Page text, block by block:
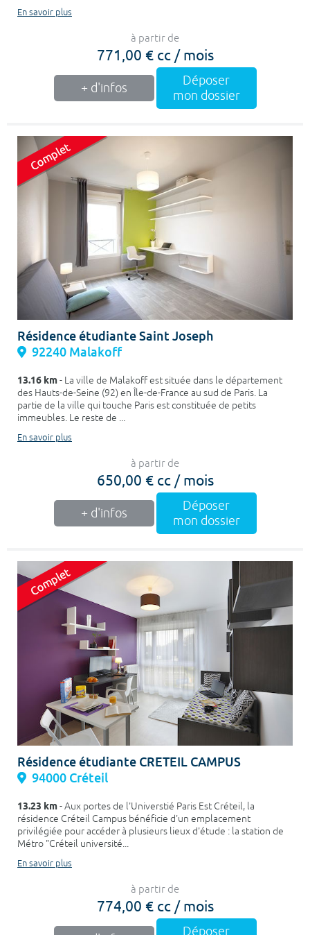
En savoir plus
à partir de
771,00 € cc / mois
+ d'infos
Déposer
mon dossier
Résidence étudiante Saint Joseph
92240 Malakoff
13.16 km- La ville de Malakoff est située dans le département
des Hauts-de-Seine (92) en Île-de-France au sud de Paris. La
partie de la ville qui touche Paris est constituée de petits
immeubles. Le reste de ...
En savoir plus
à partir de
650,00 € cc / mois
+ d'infos
Déposer
mon dossier
Résidence étudiante CRETEIL CAMPUS
94000 Créteil
13.23 km- Aux portes de l'Universtié Paris Est Créteil, la
résidence Créteil Campus bénéficie d'un emplacement
privilégiée pour accéder à plusieurs lieux d'étude : la station de
Métro "Créteil université...
En savoir plus
à partir de
774,00 € cc / mois
Déposer